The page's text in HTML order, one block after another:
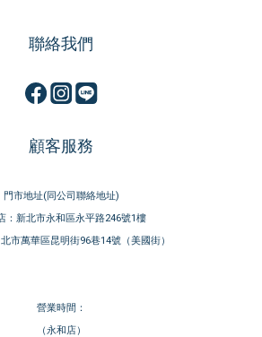
聯絡我們
顧客服務
門市地址(同公司聯絡地址)
：新北市永和區永平路246號1樓
市萬華區昆明街96巷14號（美國街）
營業時間：
（永和店）